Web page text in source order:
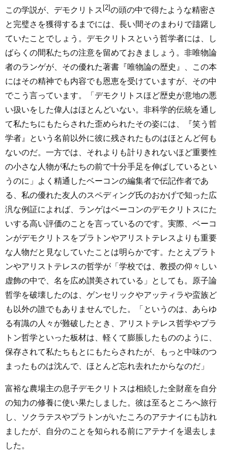
この学説が、デモクリトス [2]の頭の中で得たような精密さ
と完璧さを獲得するまでには、長い間そのまわりで躊躇し
ていたことでしょう。デモクリトスという哲学者には、し
ばらくの間私たちの注意を留めておきましょう。非唯物論
者のランゲが、その優れた著書『唯物論の歴史』、この本
にはその精神でも内容でも恩恵を受けていますが、その中
でこう言っています。「デモクリトスほど歴史が意地の悪
い扱いをした偉人はほとんどいない。非科学的伝統を通し
て私たちにもたらされた歪められたその姿には、『笑う哲
学者』という名前以外に彼に残されたものはほとんど何も
ないのだ。一方では、それよりも計りきれないほど重要性
の小さな人物が私たちの前で十分手足を伸ばしているとい
うのに」よく精通したベーコンの編集者で伝記作者であ
る、私の優れた友人のスペディング氏のおかげで知った広
汎な例証によれば、ランゲはベーコンのデモクリトスにた
いする高い評価のことを言っているのです。実際、ベーコ
ンがデモクリトスをプラトンやアリストテレスよりも重要
な人物だと見なしていたことは明らかです。たとえプラト
ンやアリストテレスの哲学が「学校では、教授の仰々しい
虚飾の中で、名を広め讃美されている」としても。原子論
哲学を破壊したのは、ゲンセリックやアッティラや蛮族ど
も以外の誰でもありませんでした。「というのは、あらゆ
る有識の人々が難破したとき、アリストテレス哲学やプラ
トン哲学といった板材は、軽くて膨脹したもののように、
保存されて私たちもとにもたらされたが、もっと中味のつ
まったものは沈んで、ほとんど忘れ去れたからなのだ」
富裕な農場主の息子デモクリトスは相続した全財産を自分
の知力の修養に使い果たしました。彼は至るところへ旅行
し、ソクラテスやプラトンがいたころのアテナイにも訪れ
ましたが、自分のことを知られる前にアテナイを退去しま
した。